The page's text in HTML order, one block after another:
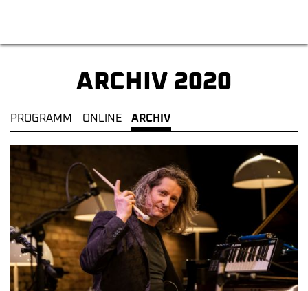
ARCHIV 2020
PROGRAMM ONLINE ARCHIV